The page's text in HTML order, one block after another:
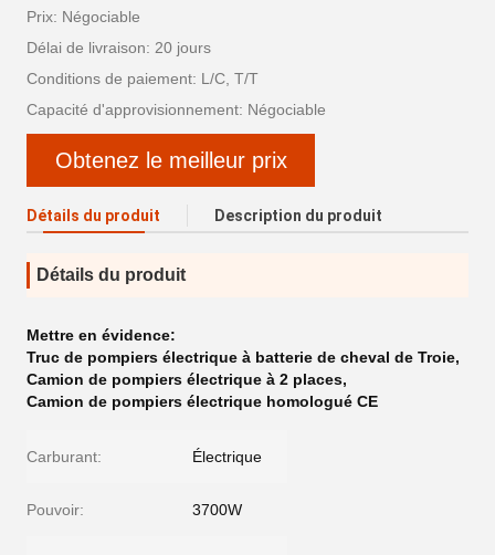
Prix: Négociable
Délai de livraison: 20 jours
Conditions de paiement: L/C, T/T
Capacité d'approvisionnement: Négociable
Obtenez le meilleur prix
Détails du produit Description du produit
Détails du produit
Mettre en évidence:
Truc de pompiers électrique à batterie de cheval de Troie,
Camion de pompiers électrique à 2 places,
Camion de pompiers électrique homologué CE
Carburant: Électrique
Pouvoir: 3700W